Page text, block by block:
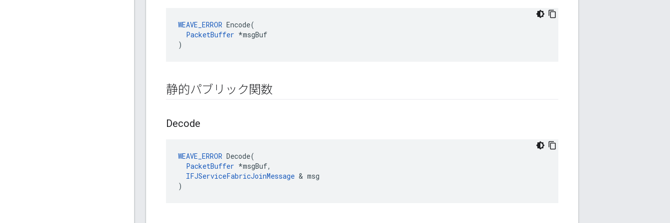
WEAVE_ERROR Encode(
PacketBuffer *msgBuf
)
静的パブリック関数
Decode
WEAVE_ERROR Decode(
PacketBuffer *msgBuf,
IFJServiceFabricJoinMessage & msg
)